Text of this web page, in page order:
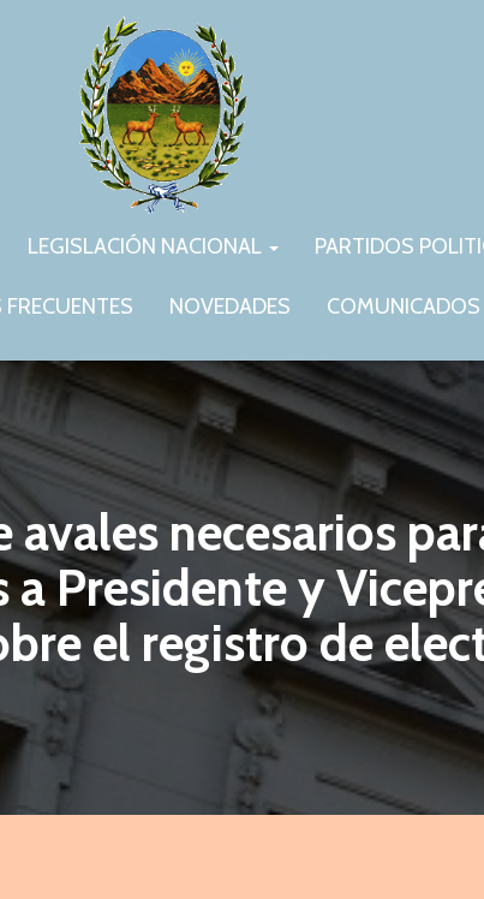
LEGISLACIÓN NACIONAL PARTIDOS
NOVEDADES COMUNICADOS
avales necesarios
Presidente y
el registro de